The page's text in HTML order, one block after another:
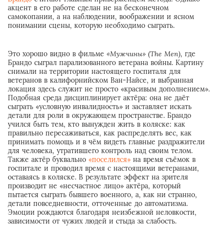
акцент в его работе сделан не на бесконечном
самокопании, а на наблюдении, воображении и ясном
понимании сцены, которую необходимо сыграть.
Это хорошо видно в фильме «Мужчины» (The Men), где
Брандо сыграл парализованного ветерана войны. Картину
снимали на территории настоящего госпиталя для
ветеранов в калифорнийском Ван-Найсе, и выбранная
локация здесь служит не просто «красивым дополнением».
Подобная среда дисциплинирует актёра: она не даёт
сыграть «условную инвалидность» и заставляет искать
детали для роли в окружающем пространстве. Брандо
учился быть тем, кто вынужден жить в коляске: как
правильно пересаживаться, как распределять вес, как
принимать помощь и в чём видеть главные раздражители
для человека, утратившего контроль над своим телом.
Также актёр буквально «поселился» на время съёмок в
госпитале и проводил время с настоящими ветеранами,
оставаясь в коляске. В результате эффект на зрителя
производит не «несчастное лицо» актёра, который
пытается сыграть бывшего военного, а, как ни странно,
детали повседневности, отточенные до автоматизма.
Эмоции рождаются благодаря неизбежной неловкости,
зависимости от чужих людей и стыда за слабость.